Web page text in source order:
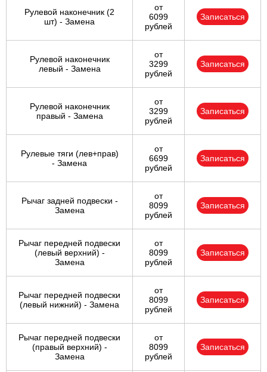
Рулевой наконечник (2
шт) - Замена
от
6099
рублей
Записаться
Рулевой наконечник
левый - Замена
от
3299
рублей
Записаться
Рулевой наконечник
правый - Замена
от
3299
рублей
Записаться
Рулевые тяги (лев+прав)
- Замена
от
6699
рублей
Записаться
Рычаг задней подвески -
Замена
от
8099
рублей
Записаться
Рычаг передней подвески
(левый верхний) -
Замена
от
8099
рублей
Записаться
Рычаг передней подвески
(левый нижний) - Замена
от
8099
рублей
Записаться
Рычаг передней подвески
(правый верхний) -
Замена
от
8099
рублей
Записаться